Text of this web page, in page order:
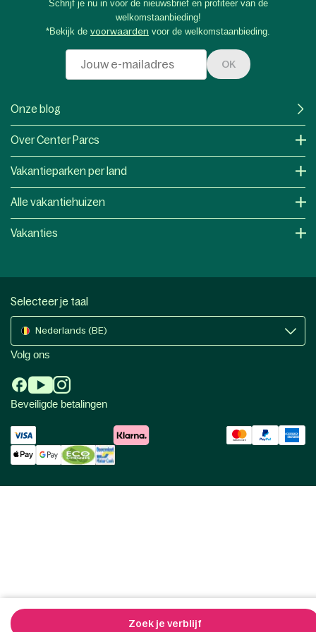
Zoek je verblijf
Schrijf je nu in voor de nieuwsbrief en profiteer van de
welkomstaanbieding!
*Bekijk de voorwaarden voor de welkomstaanbieding.
OK
Onze blog
Over Center Parcs
Vakantieparken per land
Alle vakantiehuizen
Vakanties
Selecteer je taal
Nederlands (BE)
Volg ons
Beveiligde betalingen